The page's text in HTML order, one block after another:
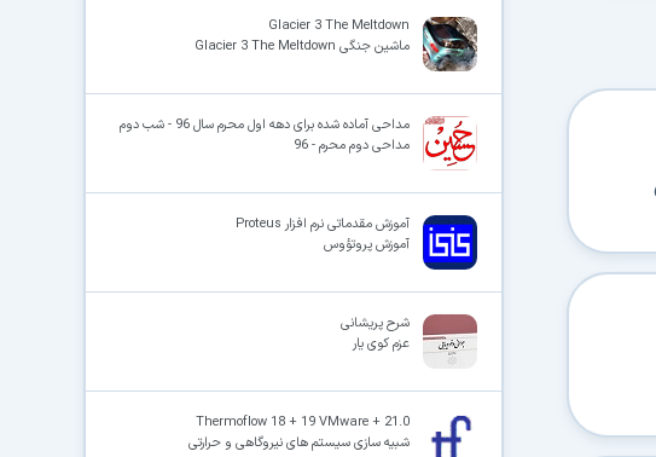
Glacier 3 The Meltdown
ماشین جنگی Glacier 3 The Meltdown
مداحی آماده شده برای دهه اول محرم سال 96 - شب دوم
مداحی دوم محرم - 96
آموزش مقدماتی نرم افزار Proteus
آموزش پروتؤوس
شرح پریشانی
عزم کوی یار
Thermoflow 18 + 19 VMware + 21.0
شبیه سازی سیستم های نیروگاهی و حرارتی